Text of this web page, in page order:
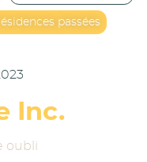
passées
Inc.
oubli